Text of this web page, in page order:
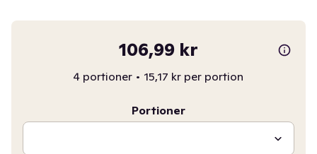
106,99 kr
4 portioner • 15,17 kr per portion
Portioner